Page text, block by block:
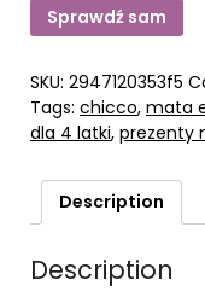
Sprawdź sam
SKU: 2947120353f5
Tags: chicco, mata
dla 4 latki, prezenty
Description
Description